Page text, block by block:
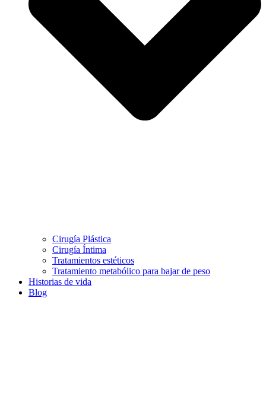
Cirugía Plástica
Cirugía Íntima
Tratamientos estéticos
Tratamiento metabólico para bajar de peso
Historias de vida
Blog